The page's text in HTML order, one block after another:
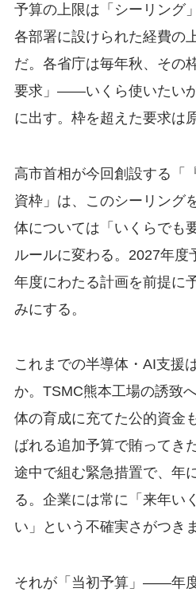
予算の上限は「シーリング
各部署に設けられた経費の
だ。各省庁は毎年秋、その
要求」——いくら使いたい
に出す。枠を超えた要求は
高市首相が今回創設する「
資枠」は、このシーリング
体については「いくらでも
ルールに変わる。2027年度
年度にわたる計画を前提に
みにする。
これまでの半導体・AI支援
か。TSMC熊本工場の誘致
体の育成に充てた公的資金
ばれる追加予算で賄ってき
途中で組む緊急措置で、年
る。企業には常に「来年い
い」という不確実さがつき
それが「当初予算」——年